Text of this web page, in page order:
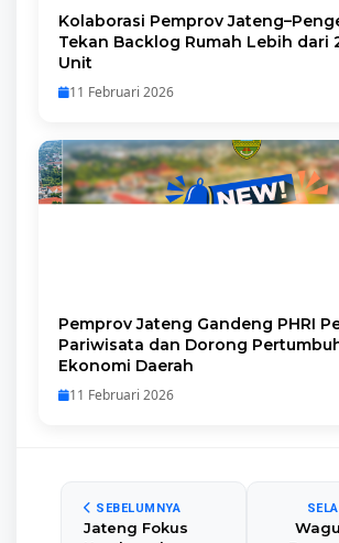
Kolaborasi Pemprov
Tekan Backlog Rumah Lebih dari
Unit
11 Februari 2026
Pemprov Jateng Gandeng PHRI
Pariwisata dan Dorong
Ekonomi Daerah
11 Februari 2026
SEBELUMNYA
Jateng Fokus